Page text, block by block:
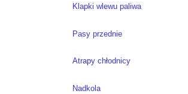
Klapki wlewu paliwa
Pasy przednie
Atrapy chłodnicy
Nadkola